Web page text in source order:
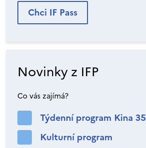
Chci IF Pass
Novinky z IFP
Co vás zajímá?
Týdenní program Kina 35
Kulturní program